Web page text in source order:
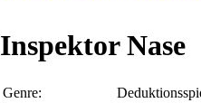
Inspektor Nase
Genre: